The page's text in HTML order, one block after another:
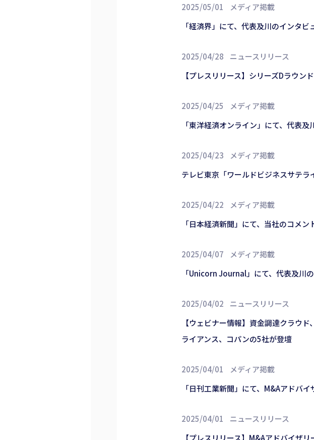
2025/05/01
メディア掲載
「経済界」にて、代表及川のインタ
2025/04/28
ニュースリリース
【プレスリリース】シリーズDラウン
2025/04/25
メディア掲載
「東洋経済オンライン」にて、代表
2025/04/23
メディア掲載
テレビ東京「ワールドビジネスサテ
2025/04/22
メディア掲載
「日本経済新聞」にて、当社のコメ
2025/04/07
メディア掲載
「Unicorn Journal」にて、代表及川
2025/04/02
ニュースリリース
【ウェビナー情報】資金調達クラウ
ライアンス、コパンの5社が登壇
2025/04/01
メディア掲載
「日刊工業新聞」にて、M&Aアドバ
2025/04/01
ニュースリリース
【プレスリリース】M&Aアドバイザ